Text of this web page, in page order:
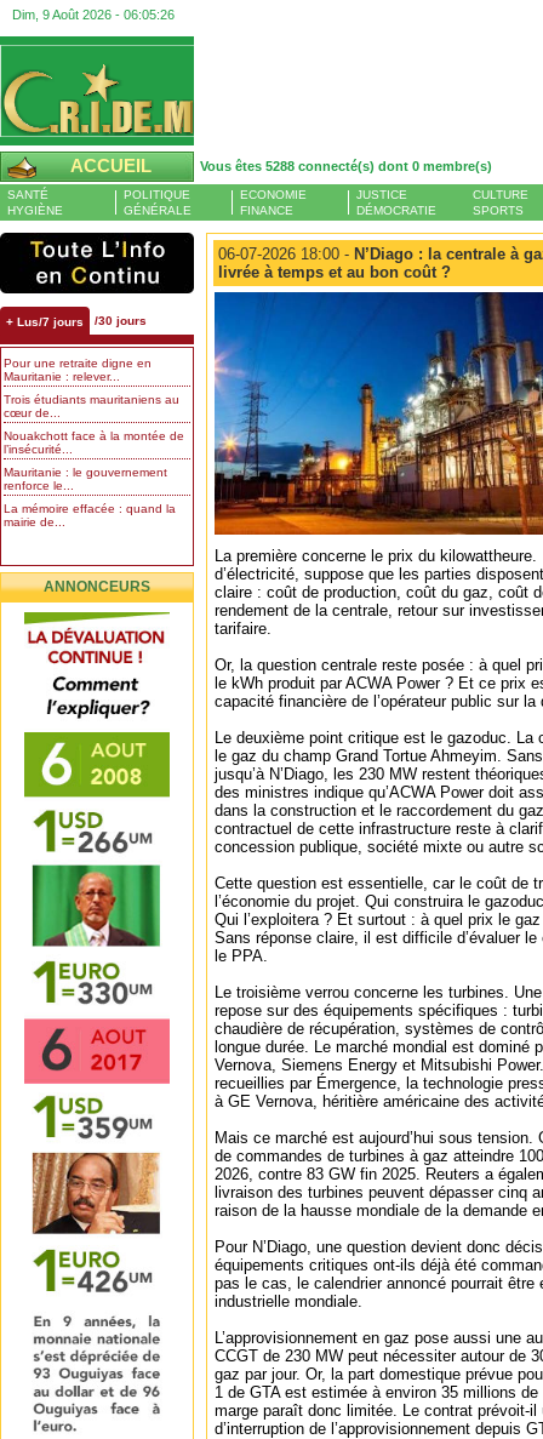
Dim, 9 Août 2026 - 06:05:26
ACCUEIL Vous êtes 5288 connecté(s) dont 0 membre(s)
SANTÉ
HYGIÈNE
POLITIQUE
GÉNÉRALE
ECONOMIE
FINANCE
JUSTICE
DÉMOCRATIE
CULTURE
SPORTS
+ Lus/7 jours /30 jours
Pour une retraite digne en
Mauritanie : relever...
Trois étudiants mauritaniens au
cœur de...
Nouakchott face à la montée de
l’insécurité...
Mauritanie : le gouvernement
renforce le...
La mémoire effacée : quand la
mairie de...
ANNONCEURS
06-07-2026 18:00 - N’Diago : la centrale à
livrée à temps et au bon coût ?
La première concerne le prix du
d’électricité, suppose que les parties
claire : coût de production, coût du gaz, coût
rendement de la centrale, retour sur
tarifaire.
Or, la question centrale reste posée : à quel
le kWh produit par ACWA Power ? Et ce prix
capacité financière de l’opérateur public sur la
Le deuxième point critique est le gazoduc. La
le gaz du champ Grand Tortue Ahmeyim.
jusqu’à N’Diago, les 230 MW restent
des ministres indique qu’ACWA Power doit
dans la construction et le raccordement du
contractuel de cette infrastructure reste à
concession publique, société mixte ou autre
Cette question est essentielle, car le coût de
l’économie du projet. Qui construira le
Qui l’exploitera ? Et surtout : à quel prix le
Sans réponse claire, il est difficile d’évaluer
le PPA.
Le troisième verrou concerne les turbines.
repose sur des équipements spécifiques :
chaudière de récupération, systèmes de
longue durée. Le marché mondial est dominé
Vernova, Siemens Energy et Mitsubishi
recueillies par Émergence, la technologie
à GE Vernova, héritière américaine des
Mais ce marché est aujourd’hui sous
de commandes de turbines à gaz atteindre
2026, contre 83 GW fin 2025. Reuters a
livraison des turbines peuvent dépasser cinq
raison de la hausse mondiale de la demande
Pour N’Diago, une question devient donc
équipements critiques ont-ils déjà été
pas le cas, le calendrier annoncé pourrait être
industrielle mondiale.
L’approvisionnement en gaz pose aussi une
CCGT de 230 MW peut nécessiter autour de
gaz par jour. Or, la part domestique prévue
1 de GTA est estimée à environ 35 millions
marge paraît donc limitée. Le contrat prévoit-
d’interruption de l’approvisionnement depuis